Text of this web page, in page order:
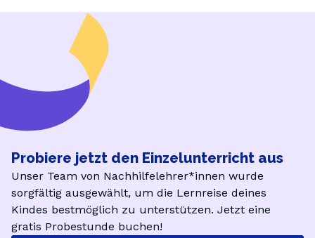
Probiere jetzt den Einzelunterricht aus
Unser Team von Nachhilfelehrer*innen wurde
sorgfältig ausgewählt, um die Lernreise deines
Kindes bestmöglich zu unterstützen. Jetzt eine
gratis Probestunde buchen!